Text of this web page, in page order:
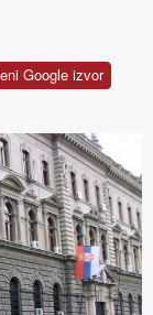
Google izvor